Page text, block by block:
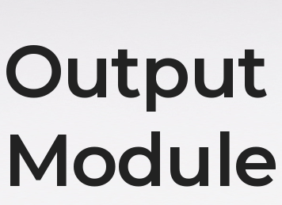
Output
Module